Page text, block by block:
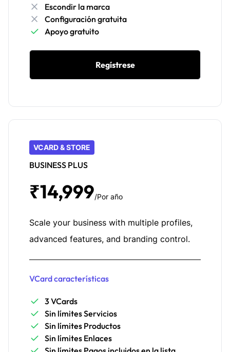
Escondir la marca
Configuración gratuita
Apoyo gratuito
Regístrese
VCARD & STORE
BUSINESS PLUS
₹14,999/Por año
Scale your business with multiple profiles,
advanced features, and branding control.
VCard características
3 VCards
Sin límites Servicios
Sin límites Productos
Sin límites Enlaces